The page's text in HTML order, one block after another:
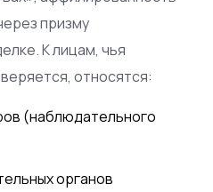
призму
К лицам, чья
относятся:
(наблюдательного
органов